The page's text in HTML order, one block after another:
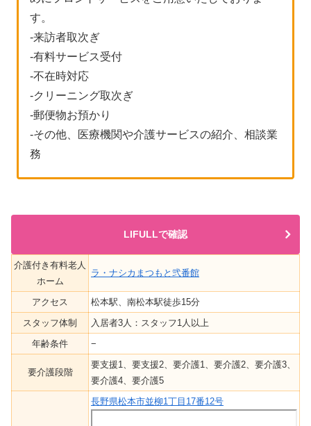
す。
-来訪者取次ぎ
-有料サービス受付
-不在時対応
-クリーニング取次ぎ
-郵便物お預かり
-その他、医療機関や介護サービスの紹介、相談業
務
LIFULLで確認
介護付き有料老人
ホーム
ラ・ナシカまつもと弐番館
アクセス
松本駅、南松本駅徒歩15分
スタッフ体制
入居者3人：スタッフ1人以上
年齢条件
−
要介護段階
要支援1、要支援2、要介護1、要介護2、要介護3、
要介護4、要介護5
長野県松本市並柳1丁目17番12号